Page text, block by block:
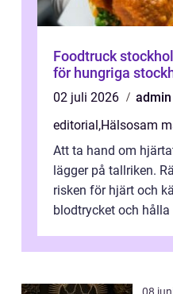
Foodtruck stockholm krogmat
för hungriga
02 juli 2026
admin
editorial,Hälsosam
Att ta hand om
lägger på tallriken.
risken för hjärt och
blodtrycket och hålla